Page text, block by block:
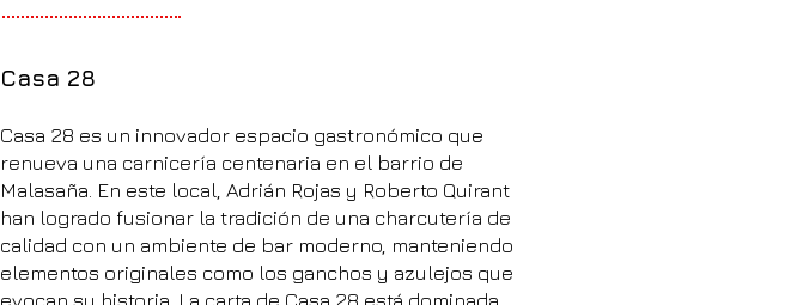
Casa 28
Casa 28 es un innovador espacio gastronómico que
renueva una carnicería centenaria en el barrio de
Malasaña. En este local, Adrián Rojas y Roberto Quirant
han logrado fusionar la tradición de una charcutería de
calidad con un ambiente de bar moderno, manteniendo
elementos originales como los ganchos y azulejos que
evocan su historia. La carta de Casa 28 está dominada